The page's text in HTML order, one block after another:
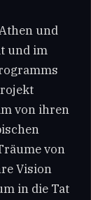
und
und im
von ihren
von
Vision
in die Tat